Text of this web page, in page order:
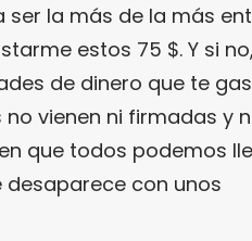
ser la más de la más
estos 75 $. Y si no,
de dinero que te
vienen ni firmadas y
que todos podemos
con unos